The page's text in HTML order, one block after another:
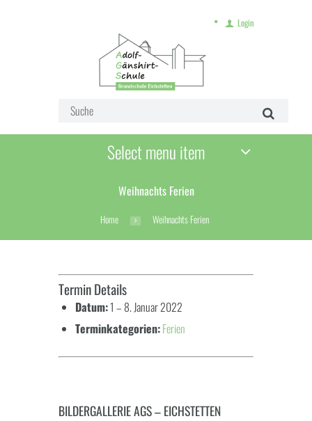
Login
Select menu item
Weihnachts Ferien
Home Weihnachts Ferien
Termin Details
Datum:1 – 8. Januar 2022
Terminkategorien:Ferien
BILDERGALLERIE AGS – EICHSTETTEN